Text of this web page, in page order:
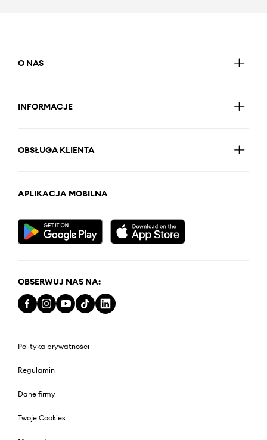
O NAS
INFORMACJE
OBSŁUGA KLIENTA
APLIKACJA MOBILNA
OBSERWUJ NAS NA:
Polityka prywatności
Regulamin
Dane firmy
Twoje Cookies